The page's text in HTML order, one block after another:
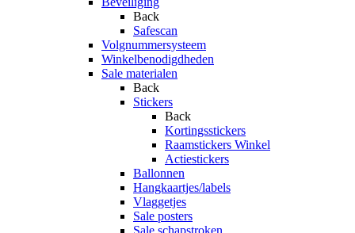
Back
Safescan
Volgnummersysteem
Winkelbenodigdheden
Sale materialen
Back
Stickers
Back
Kortingsstickers
Raamstickers Winkel
Actiestickers
Ballonnen
Hangkaartjes/labels
Vlaggetjes
Sale posters
Sale schapstroken